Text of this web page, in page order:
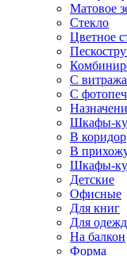
Матовое
Стекло
Цветное
С
С
Шкафы-
В коридор
В
Шкафы-
Детские
Офисные
Для книг
Для
На балкон
Форма